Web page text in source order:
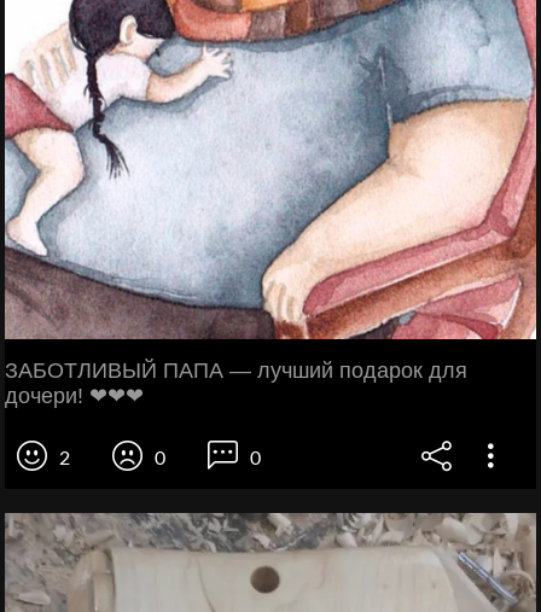
ЗАБОТЛИВЫЙ ПАПА — лучший подарок для
дочери! ❤❤❤
2 0 0